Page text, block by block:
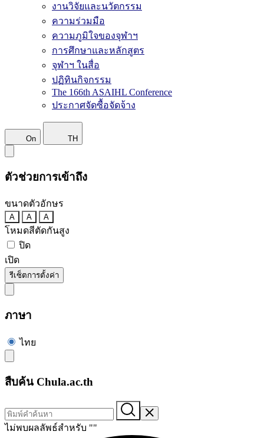
งานวิจัยและนวัตกรรม
ความร่วมมือ
ความภูมิใจของจุฬาฯ
การศึกษาและหลักสูตร
จุฬาฯ ในสื่อ
ปฏิทินกิจกรรม
The 166th ASAIHL Conference
ประกาศจัดซื้อจัดจ้าง
On TH
ตัวช่วยการเข้าถึง
ขนาดตัวอักษร
A A A
โหมดสีตัดกันสูง
ปิด
เปิด
รีเซ็ตการตั้งค่า
ภาษา
ไทย
สืบค้น Chula.ac.th
ไม่พบผลลัพธ์สำหรับ ""